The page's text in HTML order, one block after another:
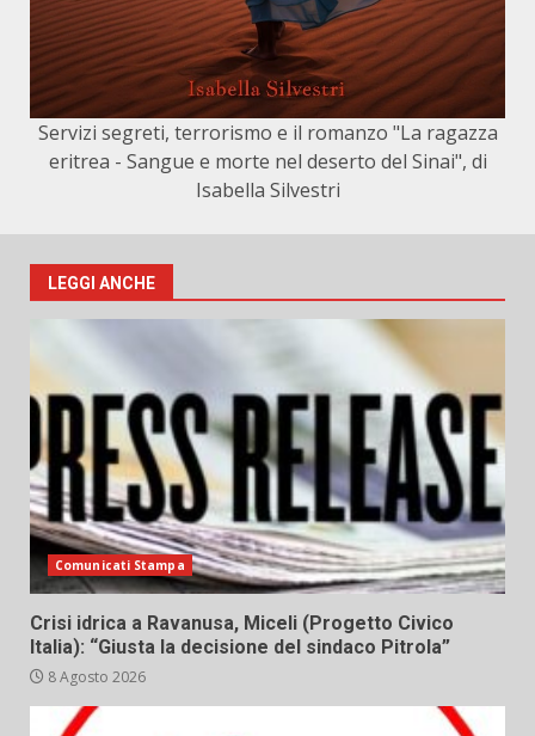
Servizi segreti, terrorismo e il romanzo "La ragazza
eritrea - Sangue e morte nel deserto del Sinai", di
Isabella Silvestri
LEGGI ANCHE
Comunicati Stampa
Crisi idrica a Ravanusa, Miceli (Progetto Civico
Italia): “Giusta la decisione del sindaco Pitrola”
8 Agosto 2026